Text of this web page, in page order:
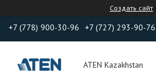
Создать сайт
+7 (778) 900-30-96 +7 (727) 293-90-76
ATEN Kazakhstan